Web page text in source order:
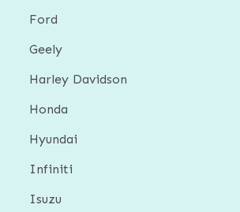
Ford
Geely
Harley Davidson
Honda
Hyundai
Infiniti
Isuzu